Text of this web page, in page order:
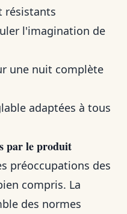
résistants
l'imagination de
une nuit complète
adaptées à tous
par le produit
préoccupations des
compris. La
des normes